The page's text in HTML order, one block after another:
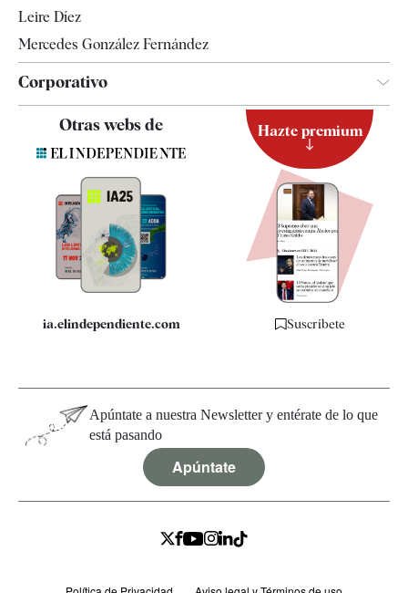
Leire Díez
Mercedes González Fernández
Corporativo
Contacto
Quiénes somos
Especificaciones
Otras webs de
ia.elindependiente.com
Hazte premium
Suscríbete
Apúntate a nuestra Newsletter y entérate de lo que
está pasando
Apúntate